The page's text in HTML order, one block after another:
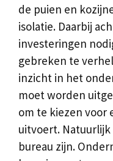
de puien en
isolatie. Daarbij
investeringen
gebreken te
inzicht in het
moet worden
om te kiezen voor
uitvoert.
bureau zijn.